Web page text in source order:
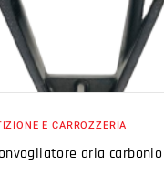
E CARROZZERIA
aria